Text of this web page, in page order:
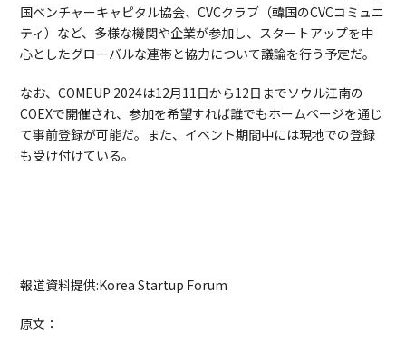
国ベンチャーキャピタル協会、CVCクラブ（韓国のCVCコミュニ
ティ）など、多様な機関や企業が参加し、スタートアップを中
心としたグローバルな連帯と協力について議論を行う予定だ。
なお、COMEUP 2024は12月11日から12日までソウル江南の
COEXで開催され、参加を希望すれば誰でもホームページを通じ
て事前登録が可能だ。また、イベント期間中には現地での登録
も受け付けている。
報道資料提供:Korea Startup Forum
原文：